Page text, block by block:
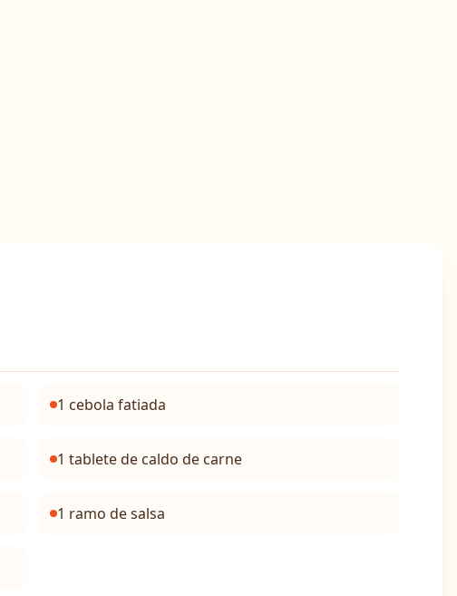
1 cebola fatiada
1 tablete de caldo de carne
1 ramo de salsa